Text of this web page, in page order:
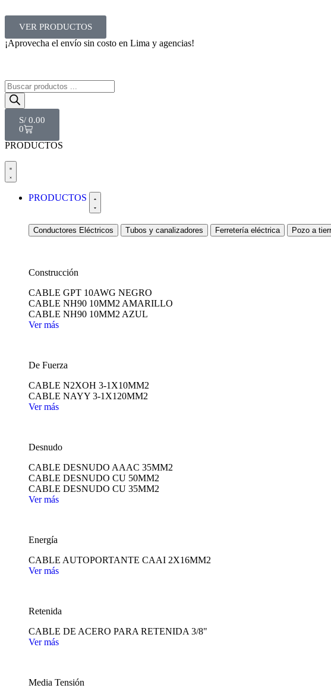
VER PRODUCTOS
¡Aprovecha el envío sin costo en Lima y agencias!
S/ 0.00
0
PRODUCTOS
PRODUCTOS
Conductores Eléctricos Tubos y canalizadores Ferretería eléctrica Pozo a
Construcción
CABLE GPT 10AWG NEGRO
CABLE NH90 10MM2 AMARILLO
CABLE NH90 10MM2 AZUL
Ver más
De Fuerza
CABLE N2XOH 3-1X10MM2
CABLE NAYY 3-1X120MM2
Ver más
Desnudo
CABLE DESNUDO AAAC 35MM2
CABLE DESNUDO CU 50MM2
CABLE DESNUDO CU 35MM2
Ver más
Energía
CABLE AUTOPORTANTE CAAI 2X16MM2
Ver más
Retenida
CABLE DE ACERO PARA RETENIDA 3/8"
Ver más
Media Tensión